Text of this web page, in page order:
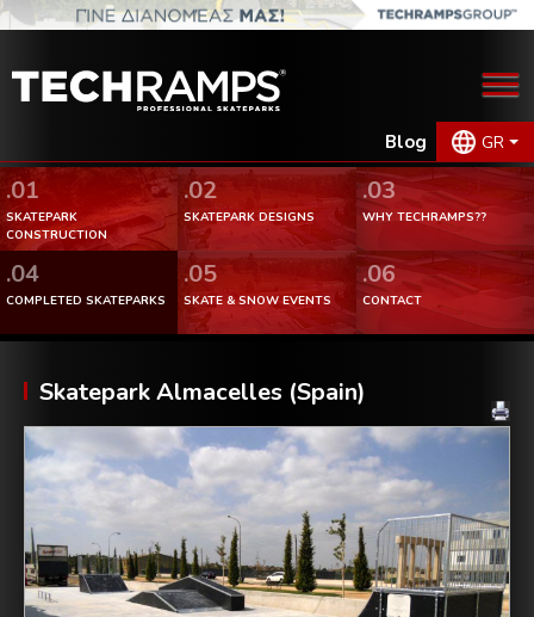
Blog GR
.01
SKATEPARK
CONSTRUCTION
.02
SKATEPARK DESIGNS
.03
WHY TECHRAMPS??
.04
COMPLETED SKATEPARKS
.05
SKATE & SNOW EVENTS
.06
CONTACT
Skatepark Almacelles (Spain)